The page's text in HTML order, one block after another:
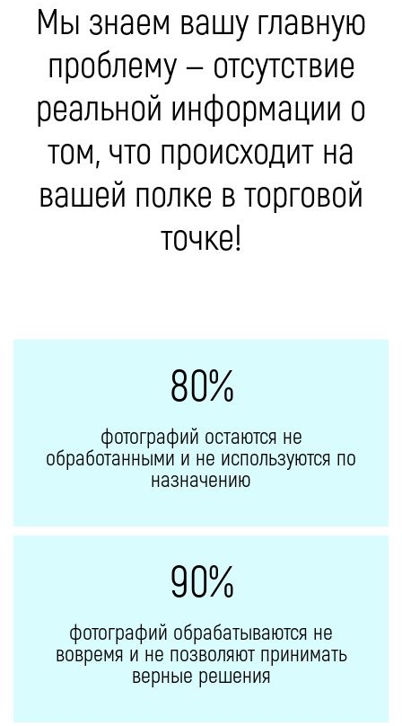
Мы знаем вашу главную
проблему — отсутствие
реальной информации о
том, что происходит на
вашей полке в торговой
точке!
80%
фотографий остаются не
обработанными и не используются по
назначению
90%
фотографий обрабатываются не
вовремя и не позволяют принимать
верные решения